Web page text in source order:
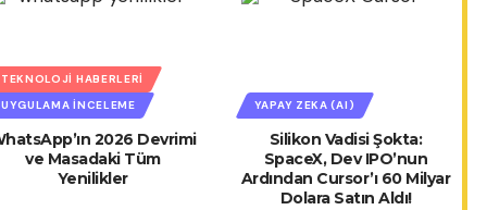
TEKNOLOJI HABERLERI
UYGULAMA İNCELEME
2026 Devrimi
ve Masadaki Tüm
Yenilikler
YAPAY ZEKA (AI)
Silikon Vadisi Şokta:
SpaceX, Dev IPO’nun
Ardından Cursor’ı 60 Milyar
Dolara Satın Aldı!